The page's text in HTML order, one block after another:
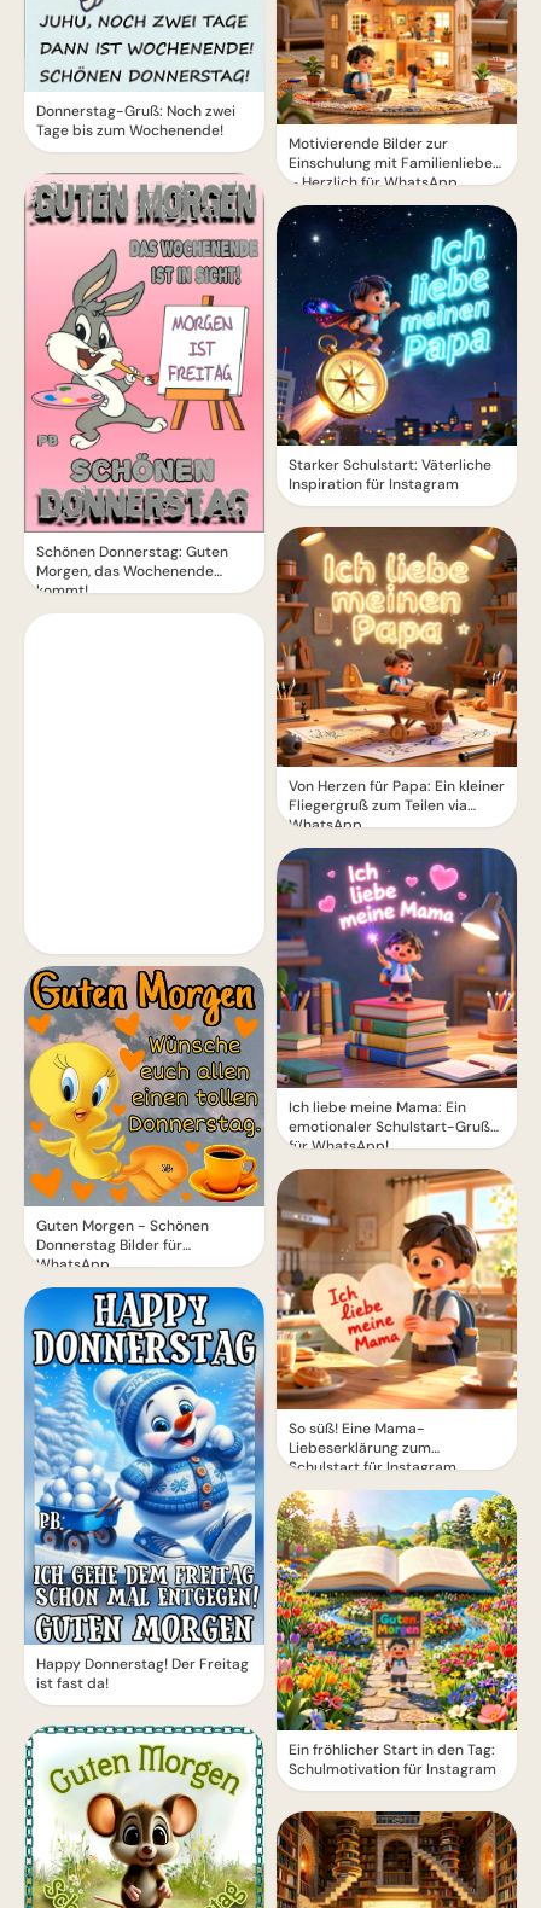
Donnerstag-Gruß: Noch zwei
Tage bis zum Wochenende!
Schönen Donnerstag: Guten
Morgen, das Wochenende
kommt!
Guten Morgen - Schönen
Donnerstag Bilder für
WhatsApp
Happy Donnerstag! Der Freitag
ist fast da!
Motivierende Bilder zur
Einschulung mit Familienliebe
– Herzlich für WhatsApp
Starker Schulstart: Väterliche
Inspiration für Instagram
Von Herzen für Papa: Ein kleiner
Fliegergruß zum Teilen via
WhatsApp
Ich liebe meine Mama: Ein
emotionaler Schulstart-Gruß
für WhatsApp!
So süß! Eine Mama-
Liebeserklärung zum
Schulstart für Instagram
Ein fröhlicher Start in den Tag:
Schulmotivation für Instagram